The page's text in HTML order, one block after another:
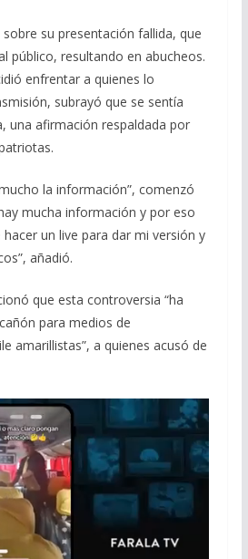
su presentación fallida, que
público, resultando en abucheos.
enfrentar a quienes lo
subrayó que se sentía
una afirmación respaldada por
la información”, comenzó
mucha información y por eso
un live para dar mi versión y
añadió.
que esta controversia “ha
para medios de
amarillistas”, a quienes acusó de